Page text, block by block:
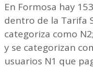
En Formosa hay
dentro de la Tarifa
categoriza como
y se categorizan
usuarios N1 que